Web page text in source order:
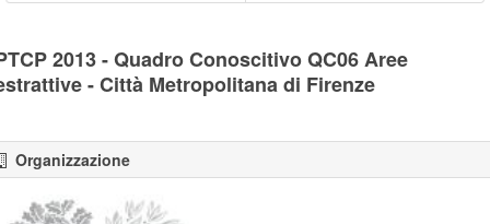
2013 - Quadro Conoscitivo QC06 Aree
- Città Metropolitana di Firenze
Organizzazione